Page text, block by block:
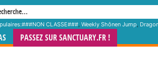
###NON CLASSE###, Weekly Shônen Jump,
PASSEZ SUR SANCTUARY.FR !